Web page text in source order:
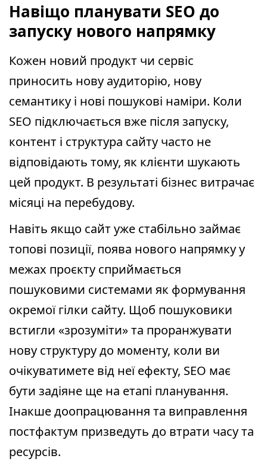
Навіщо планувати SEO до
запуску нового напрямку
Кожен новий продукт чи сервіс
приносить нову аудиторію, нову
семантику і нові пошукові наміри. Коли
SEO підключається вже після запуску,
контент і структура сайту часто не
відповідають тому, як клієнти шукають
цей продукт. В результаті бізнес витрачає
місяці на перебудову.
Навіть якщо сайт уже стабільно займає
топові позиції, поява нового напрямку у
межах проєкту сприймається
пошуковими системами як формування
окремої гілки сайту. Щоб пошуковики
встигли «зрозуміти» та проранжувати
нову структуру до моменту, коли ви
очікуватимете від неї ефекту, SEO має
бути задіяне ще на етапі планування.
Інакше доопрацювання та виправлення
постфактум призведуть до втрати часу та
ресурсів.